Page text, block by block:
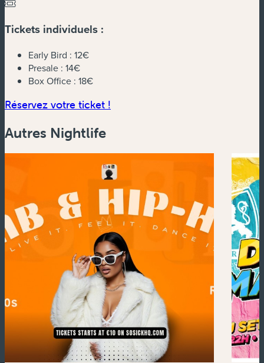
Tickets individuels :
Early Bird : 12€
Presale : 14€
Box Office : 18€
Réservez votre ticket !
Autres Nightlife